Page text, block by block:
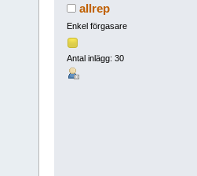
allrep
Enkel förgasare
Antal inlägg: 30